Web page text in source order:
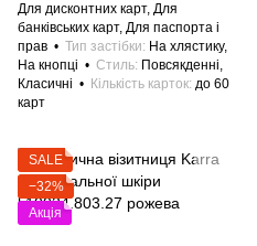
Для дисконтних карт, Для
банківських карт, Для паспорта і
прав
Тип застібки
На хлястику,
На кнопці
Стиль Повсякденні,
Класичні
Кількість карток до 60
карт
SALE
−32%
Акція